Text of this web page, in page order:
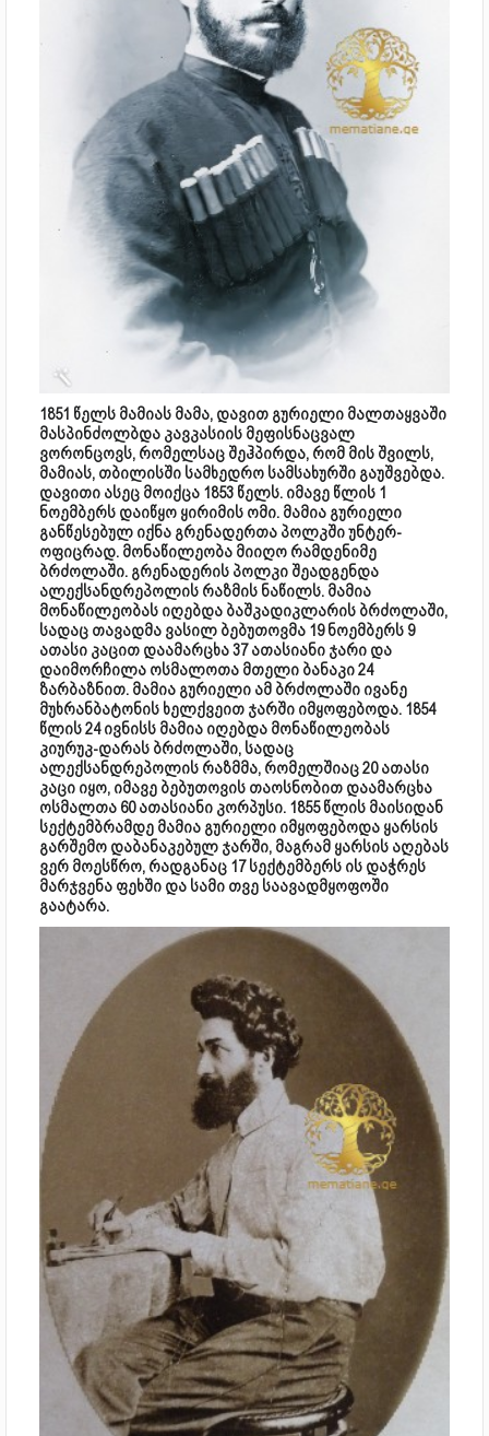
1851 წელს მამიას მამა, დავით გურიელი მალთაყვაში
მასპინძოლბდა კავკასიის მეფისნაცვალ
ვორონცოვს, რომელსაც შეჰპირდა, რომ მის შვილს,
მამიას, თბილისში სამხედრო სამსახურში გაუშვებდა.
დავითი ასეც მოიქცა 1853 წელს. იმავე წლის 1
ნოემბერს დაიწყო ყირიმის ომი. მამია გურიელი
განწესებულ იქნა გრენადერთა პოლკში უნტერ-
ოფიცრად. მონაწილეობა მიიღო რამდენიმე
ბრძოლაში. გრენადერის პოლკი შეადგენდა
ალექსანდრეპოლის რაზმის ნაწილს. მამია
მონაწილეობას იღებდა ბაშკადიკლარის ბრძოლაში,
სადაც თავადმა ვასილ ბებუთოვმა 19 ნოემბერს 9
ათასი კაცით დაამარცხა 37 ათასიანი ჯარი და
დაიმორჩილა ოსმალოთა მთელი ბანაკი 24
ზარბაზნით. მამია გურიელი ამ ბრძოლაში ივანე
მუხრანბატონის ხელქვეით ჯარში იმყოფებოდა. 1854
წლის 24 ივნისს მამია იღებდა მონაწილეობას
კიურუკ-დარას ბრძოლაში, სადაც
ალექსანდრეპოლის რაზმმა, რომელშიაც 20 ათასი
კაცი იყო, იმავე ბებუთოვის თაოსნობით დაამარცხა
ოსმალთა 60 ათასიანი კორპუსი. 1855 წლის მაისიდან
სექტემბრამდე მამია გურიელი იმყოფებოდა ყარსის
გარშემო დაბანაკებულ ჯარში, მაგრამ ყარსის აღებას
ვერ მოესწრო, რადგანაც 17 სექტემბერს ის დაჭრეს
მარჯვენა ფეხში და სამი თვე საავადმყოფოში
გაატარა.